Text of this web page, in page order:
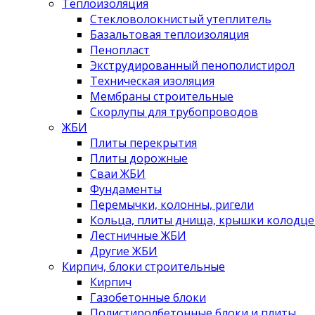
Теплоизоляция
Стекловолокнистый утеплитель
Базальтовая теплоизоляция
Пенопласт
Экструдированный пенополистирол
Техническая изоляция
Мембраны строительные
Скорлупы для трубопроводов
ЖБИ
Плиты перекрытия
Плиты дорожные
Сваи ЖБИ
Фундаменты
Перемычки, колонны, ригели
Кольца, плиты днища, крышки
Лестничные ЖБИ
Другие ЖБИ
Кирпич, блоки строительные
Кирпич
Газобетонные блоки